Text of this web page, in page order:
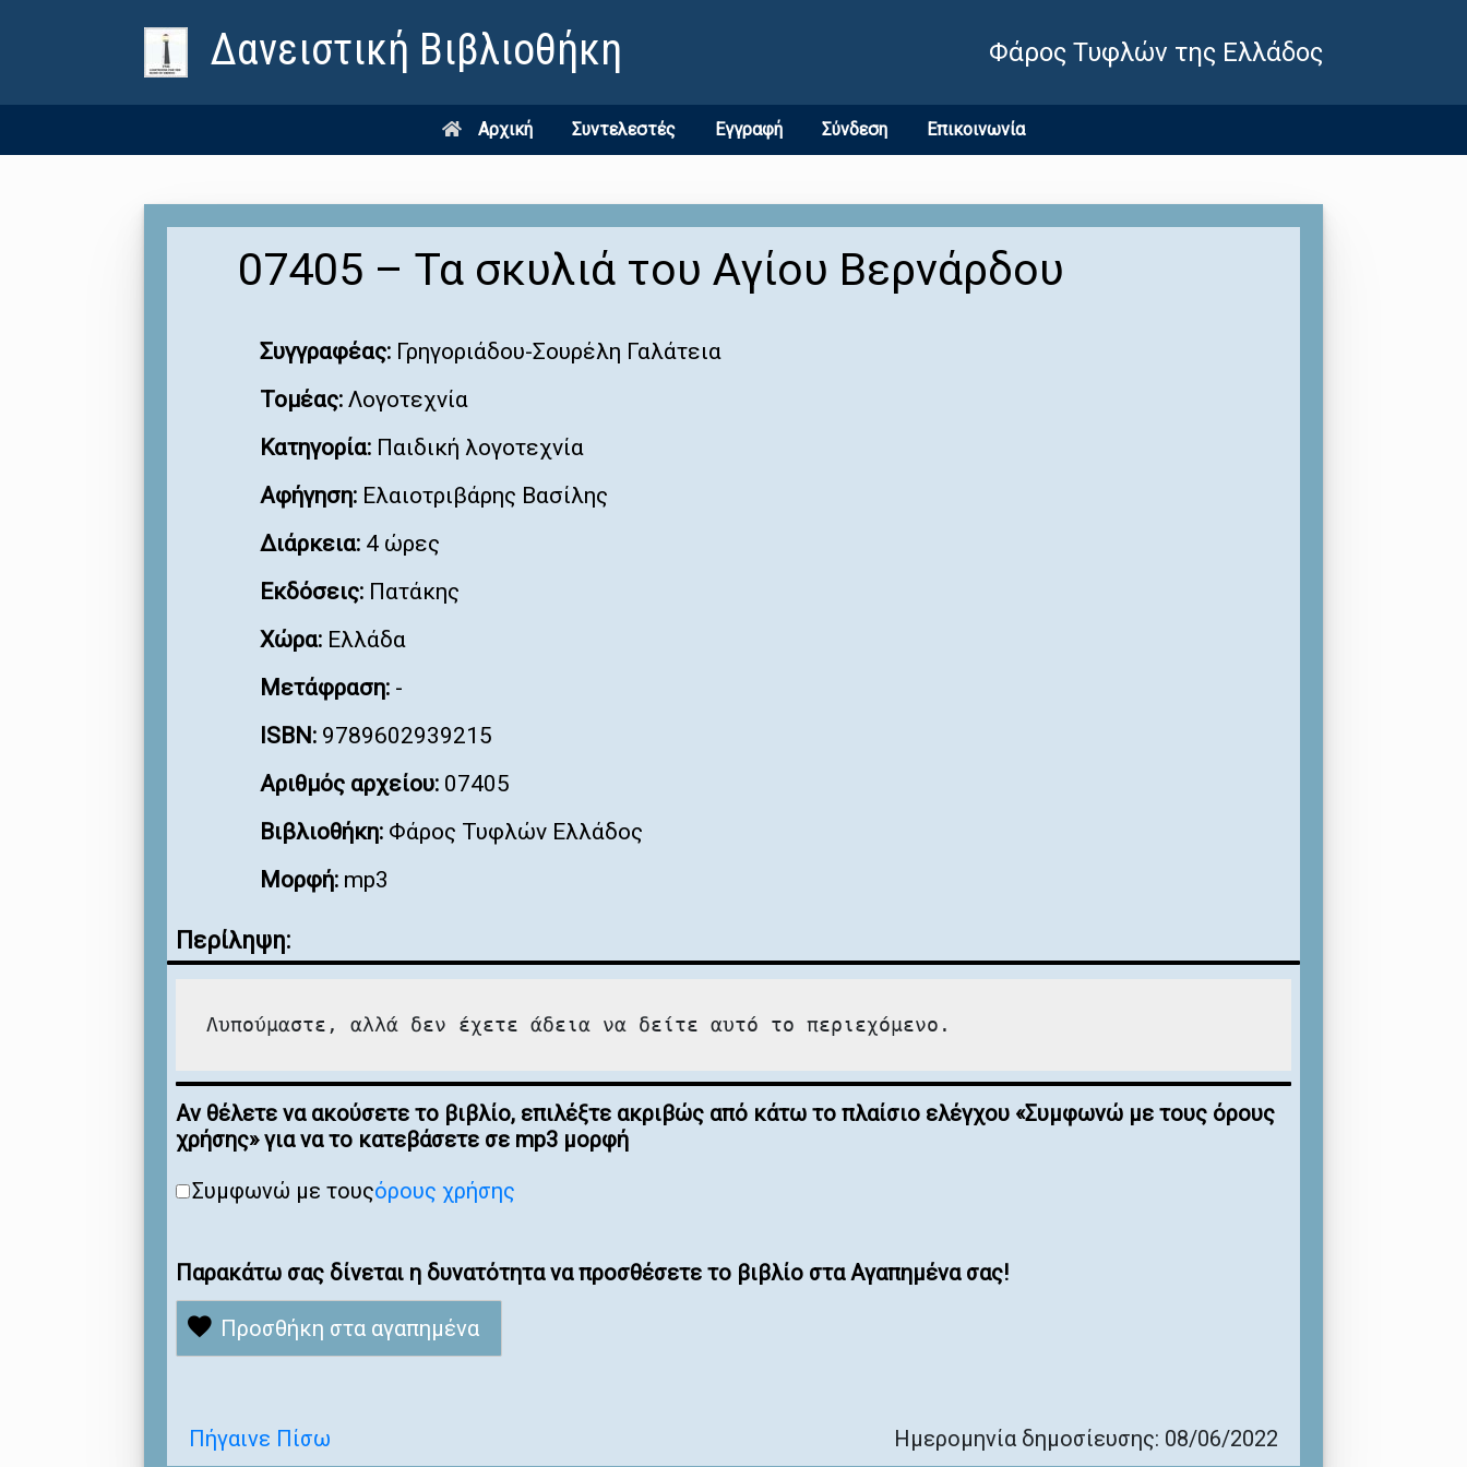
Δανειστική Βιβλιοθήκη Φάρος Τυφλών της Ελλάδος
Αρχική Συντελεστές Εγγραφή Σύνδεση Επικοινωνία
07405 – Τα σκυλιά του Αγίου Βερνάρδου
Συγγραφέας: Γρηγοριάδου-Σουρέλη Γαλάτεια
Τομέας: Λογοτεχνία
Κατηγορία: Παιδική λογοτεχνία
Αφήγηση: Ελαιοτριβάρης Βασίλης
Διάρκεια: 4 ώρες
Εκδόσεις: Πατάκης
Χώρα: Ελλάδα
Μετάφραση: -
ISBN: 9789602939215
Αριθμός αρχείου: 07405
Βιβλιοθήκη: Φάρος Τυφλών Ελλάδος
Μορφή: mp3
Περίληψη:
Λυπούμαστε, αλλά δεν έχετε άδεια να δείτε αυτό το περιεχόμενο.
Αν θέλετε να ακούσετε το βιβλίο, επιλέξτε ακριβώς από κάτω το πλαίσιο ελέγχου «Συμφωνώ με τους όρους
χρήσης» για να το κατεβάσετε σε mp3 μορφή
Συμφωνώ με τουςόρους χρήσης
Παρακάτω σας δίνεται η δυνατότητα να προσθέσετε το βιβλίο στα Αγαπημένα σας!
Προσθήκη στα αγαπημένα
Πήγαινε Πίσω Ημερομηνία δημοσίευσης: 08/06/2022